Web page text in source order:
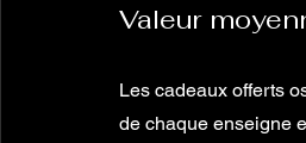
Valeur
Les cadeaux offerts
de chaque enseigne